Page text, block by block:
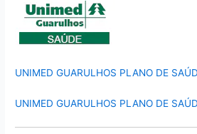
UNIMED GUARULHOS PLANO DE
UNIMED GUARULHOS PLANO DE